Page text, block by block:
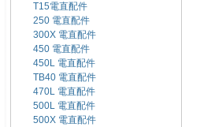
T15電直配件
250 電直配件
300X 電直配件
450 電直配件
450L 電直配件
TB40 電直配件
470L 電直配件
500L 電直配件
500X 電直配件